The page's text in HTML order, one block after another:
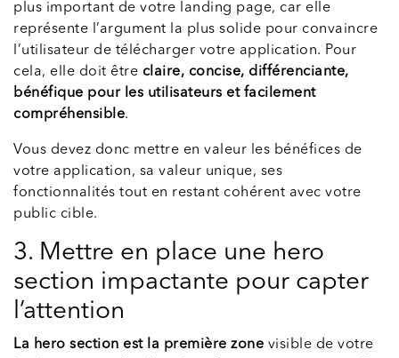
plus important de votre landing page, car elle
représente l’argument la plus solide pour convaincre
l’utilisateur de télécharger votre application. Pour
cela, elle doit être claire, concise, différenciante,
bénéfique pour les utilisateurs et facilement
compréhensible.
Vous devez donc mettre en valeur les bénéfices de
votre application, sa valeur unique, ses
fonctionnalités tout en restant cohérent avec votre
public cible.
3. Mettre en place une hero
section impactante pour capter
l’attention
La hero section est la première zone visible de votre